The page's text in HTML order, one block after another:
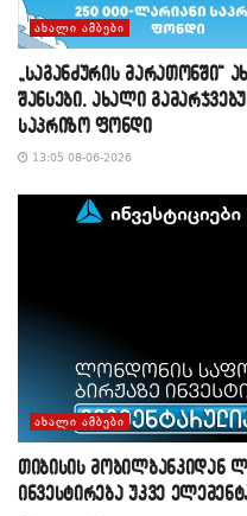
ᲐᲮᲐᲚᲘ ᲐᲛᲑᲔᲑᲘ
„საგანძურის მარათონში“
შანსები, ახალი
საპრიზო ფონდი
13:05 08-06-2026
ᲐᲮᲐᲚᲘ ᲐᲛᲑᲔᲑᲘ
თიბისის მობილბანკიდან
ინვესტირება უკვე